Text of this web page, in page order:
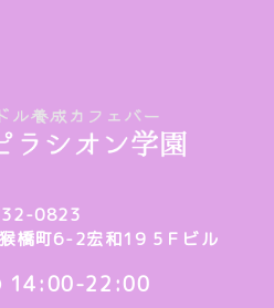
0823
橋町6-2宏和19 5Ｆビル
14:00-22:00